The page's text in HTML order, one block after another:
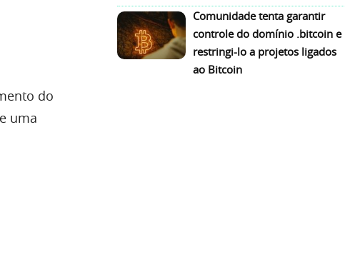
do
uma
Comunidade tenta garantir
controle do domínio .bitcoin e
restringi-lo a projetos ligados
ao Bitcoin